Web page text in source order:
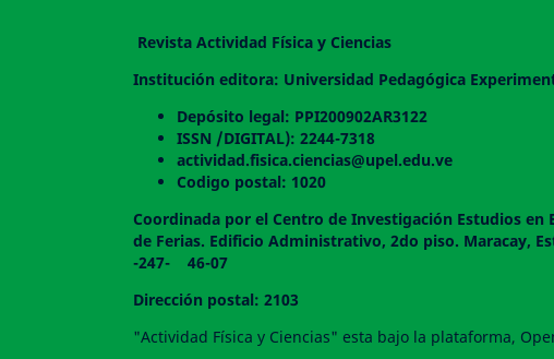
Revista Actividad Física y Ciencias
Institución editora: Universidad Pedagógica
Depósito legal: PPI200902AR3122
ISSN /DIGITAL): 2244-7318
actividad.fisica.ciencias@upel.edu.ve
Codigo postal: 1020
Coordinada por el Centro de Investigación Estudios en
de Ferias. Edificio Administrativo, 2do piso.
-247- 46-07
Dirección postal: 2103
"Actividad Física y Ciencias" esta bajo la plataforma,